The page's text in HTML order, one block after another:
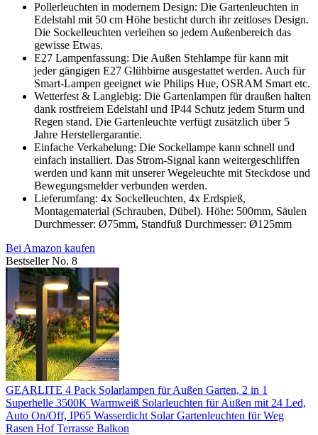
Pollerleuchten in modernem Design: Die Gartenleuchten in
Edelstahl mit 50 cm Höhe besticht durch ihr zeitloses Design.
Die Sockelleuchten verleihen so jedem Außenbereich das
gewisse Etwas.
E27 Lampenfassung: Die Außen Stehlampe für kann mit
jeder gängigen E27 Glühbirne ausgestattet werden. Auch für
Smart-Lampen geeignet wie Philips Hue, OSRAM Smart etc.
Wetterfest & Langlebig: Die Gartenlampen für draußen halten
dank rostfreiem Edelstahl und IP44 Schutz jedem Sturm und
Regen stand. Die Gartenleuchte verfügt zusätzlich über 5
Jahre Herstellergarantie.
Einfache Verkabelung: Die Sockellampe kann schnell und
einfach installiert. Das Strom-Signal kann weitergeschliffen
werden und kann mit unserer Wegeleuchte mit Steckdose und
Bewegungsmelder verbunden werden.
Lieferumfang: 4x Sockelleuchten, 4x Erdspieß,
Montagematerial (Schrauben, Dübel). Höhe: 500mm, Säulen
Durchmesser: Ø75mm, Standfuß Durchmesser: Ø125mm
Bei Amazon kaufen
Bestseller No. 8
GEARLITE 4 Pack Solarlampen für Außen Garten, 2 in 1
Superhelle 3500K Warmweiß Solarleuchten für Außen mit 24 Led,
Auto On/Off, IP65 Wasserdicht Solar Gartenleuchten für Weg
Rasen Hof Terrasse Balkon